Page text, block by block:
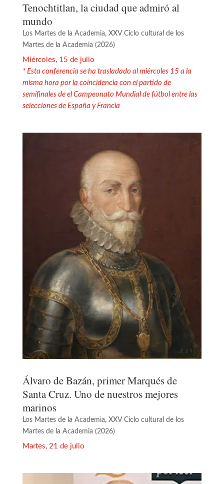
Tenochtitlan, la ciudad que admiró al
mundo
Los Martes de la Academia, XXV Ciclo cultural de los
Martes de la Academia (2026)
Miércoles, 15 de julio
* Esta conferencia se ha trasladado al miércoles 15 a la
misma hora por la coincidencia con el partido de
semifinales de el Campeonato Mundial de fútbol entre las
selecciones de España y Francia
Álvaro de Bazán, primer Marqués de
Santa Cruz. Uno de nuestros mejores
marinos
Los Martes de la Academia, XXV Ciclo cultural de los
Martes de la Academia (2026)
Martes, 21 de julio